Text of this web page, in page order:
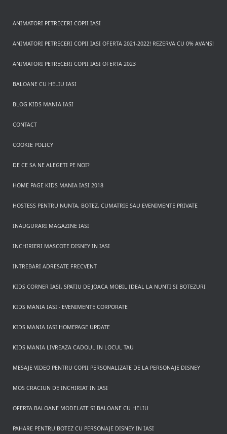
ANIMATORI PETRECERI COPII IASI
ANIMATORI PETRECERI COPII IASI OFERTA 2021-2022! REZERVA CU 0% AVANS!
ANIMATORI PETRECERI COPII IASI OFERTA 2023
BALOANE CU HELIU IASI
BLOG KIDS MANIA IASI
CONTACT
COOKIE POLICY
DE CE SA NE ALEGETI PE NOI?
HOME PAGE KIDS MANIA IASI 2018
HOSTESS PENTRU NUNTA, BOTEZ, CUMATRIE SAU EVENIMENTE PRIVATE
INAUGURARI MAGAZINE IASI
INCHIRIERI MASCOTE DISNEY IN IASI
INTREBARI ADRESATE FRECVENT
KIDS CORNER IASI, SPATIU DE JOACA MOBIL IDEAL LA NUNTI SI BOTEZURI
KIDS MANIA IASI - EVENIMENTE CORPORATE
KIDS MANIA IASI HOMEPAGE UPDATE
KIDS MANIA LIVREAZA CADOUL IN LOCUL TAU
MESAJE VIDEO PENTRU COPII PERSONALIZATE DE LA PERSONAJE DISNEY
MOS CRACIUN DE INCHIRIAT IN IASI
OFERTA BALOANE MODELATE SI BALOANE CU HELIU
PAHARE PENTRU BOTEZ CU PERSONAJE DISNEY IN IASI